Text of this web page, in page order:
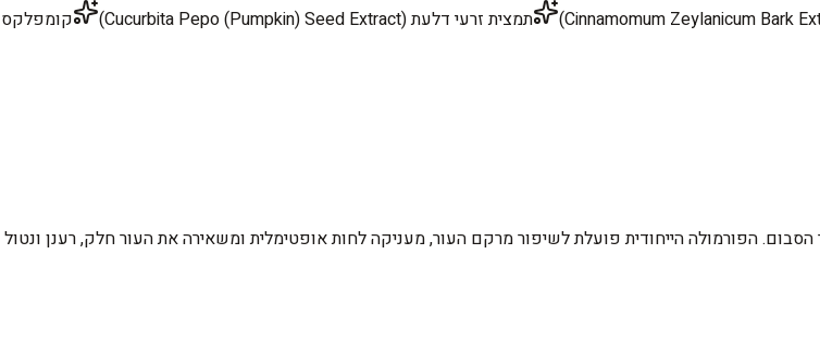
תמצית זרעי דלעת (Cucurbita Pepo (Pumpkin) Seed Extract)
קומפלקס
הפורמולה הייחודית פועלת לשיפור מרקם העור, מעניקה לחות אופטימלית ומשאירה את העור חלק, רענן ונטול